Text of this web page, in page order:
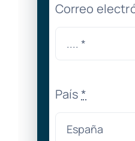
Correo
País*